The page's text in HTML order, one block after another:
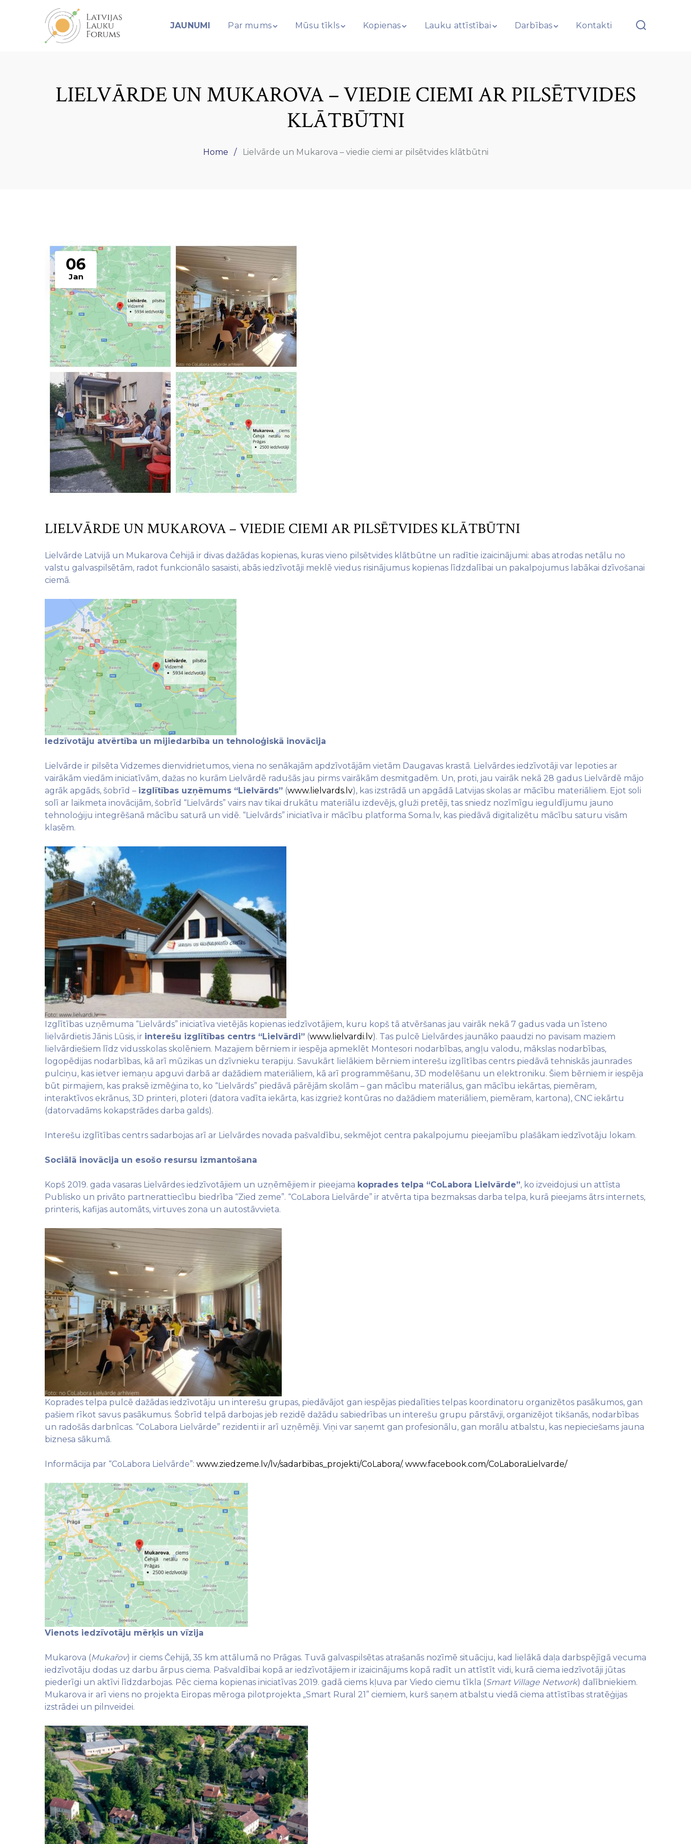
JAUNUMI Par mums Mūsu tīkls Kopienas Lauku attīstībai Darbības Kontakti
LIELVĀRDE UN MUKAROVA – VIEDIE CIEMI AR PILSĒTVIDES
KLĀTBŪTNI
Home Lielvārde un Mukarova – viedie ciemi ar pilsētvides klātbūtni
06
Jan
LIELVĀRDE UN MUKAROVA – VIEDIE CIEMI AR PILSĒTVIDES KLĀTBŪTNI
Lielvārde Latvijā un Mukarova Čehijā ir divas dažādas kopienas, kuras vieno pilsētvides klātbūtne un radītie izaicinājumi: abas atrodas netālu no
valstu galvaspilsētām, radot funkcionālo sasaisti, abās iedzīvotāji meklē viedus risinājumus kopienas līdzdalībai un pakalpojumus labākai dzīvošanai
ciemā.
Iedzīvotāju atvērtība un mijiedarbība un tehnoloģiskā inovācija
Lielvārde ir pilsēta Vidzemes dienvidrietumos, viena no senākajām apdzīvotājām vietām Daugavas krastā. Lielvārdes iedzīvotāji var lepoties ar
vairākām viedām iniciatīvām, dažas no kurām Lielvārdē radušās jau pirms vairākām desmitgadēm. Un, proti, jau vairāk nekā 28 gadus Lielvārdē mājo
agrāk apgāds, šobrīd – izglītības uzņēmums “Lielvārds” (www.lielvards.lv), kas izstrādā un apgādā Latvijas skolas ar mācību materiāliem. Ejot soli
solī ar laikmeta inovācijām, šobrīd “Lielvārds” vairs nav tikai drukātu materiālu izdevējs, gluži pretēji, tas sniedz nozīmīgu ieguldījumu jauno
tehnoloģiju integrēšanā mācību saturā un vidē. “Lielvārds” iniciatīva ir mācību platforma Soma.lv, kas piedāvā digitalizētu mācību saturu visām
klasēm.
Izglītības uzņēmuma “Lielvārds” iniciatīva vietējās kopienas iedzīvotājiem, kuru kopš tā atvēršanas jau vairāk nekā 7 gadus vada un īsteno
lielvārdietis Jānis Lūsis, ir interešu izglītības centrs “Lielvārdi” (www.lielvardi.lv). Tas pulcē Lielvārdes jaunāko paaudzi no pavisam maziem
lielvārdiešiem līdz vidusskolas skolēniem. Mazajiem bērniem ir iespēja apmeklēt Montesori nodarbības, angļu valodu, mākslas nodarbības,
logopēdijas nodarbības, kā arī mūzikas un dzīvnieku terapiju. Savukārt lielākiem bērniem interešu izglītības centrs piedāvā tehniskās jaunrades
pulciņu, kas ietver iemaņu apguvi darbā ar dažādiem materiāliem, kā arī programmēšanu, 3D modelēšanu un elektroniku. Šiem bērniem ir iespēja
būt pirmajiem, kas praksē izmēģina to, ko “Lielvārds” piedāvā pārējām skolām – gan mācību materiālus, gan mācību iekārtas, piemēram,
interaktīvos ekrānus, 3D printeri, ploteri (datora vadīta iekārta, kas izgriež kontūras no dažādiem materiāliem, piemēram, kartona), CNC iekārtu
(datorvadāms kokapstrādes darba galds).
Interešu izglītības centrs sadarbojas arī ar Lielvārdes novada pašvaldību, sekmējot centra pakalpojumu pieejamību plašākam iedzīvotāju lokam.
Sociālā inovācija un esošo resursu izmantošana
Kopš 2019. gada vasaras Lielvārdes iedzīvotājiem un uzņēmējiem ir pieejama koprades telpa “CoLabora Lielvārde”, ko izveidojusi un attīsta
Publisko un privāto partnerattiecību biedrība “Zied zeme”. “CoLabora Lielvārde” ir atvērta tipa bezmaksas darba telpa, kurā pieejams ātrs internets,
printeris, kafijas automāts, virtuves zona un autostāvvieta.
Koprades telpa pulcē dažādas iedzīvotāju un interešu grupas, piedāvājot gan iespējas piedalīties telpas koordinatoru organizētos pasākumos, gan
pašiem rīkot savus pasākumus. Šobrīd telpā darbojas jeb rezidē dažādu sabiedrības un interešu grupu pārstāvji, organizējot tikšanās, nodarbības
un radošās darbnīcas. “CoLabora Lielvārde” rezidenti ir arī uzņēmēji. Viņi var saņemt gan profesionālu, gan morālu atbalstu, kas nepieciešams jauna
biznesa sākumā.
Informācija par “CoLabora Lielvārde”: www.ziedzeme.lv/lv/sadarbibas_projekti/CoLabora/, www.facebook.com/CoLaboraLielvarde/
Vienots iedzīvotāju mērķis un vīzija
Mukarova (Mukařov) ir ciems Čehijā, 35 km attālumā no Prāgas. Tuvā galvaspilsētas atrašanās nozīmē situāciju, kad lielākā daļa darbspējīgā vecuma
iedzīvotāju dodas uz darbu ārpus ciema. Pašvaldībai kopā ar iedzīvotājiem ir izaicinājums kopā radīt un attīstīt vidi, kurā ciema iedzīvotāji jūtas
piederīgi un aktīvi līdzdarbojas. Pēc ciema kopienas iniciatīvas 2019. gadā ciems kļuva par Viedo ciemu tīkla (Smart Village Network) dalībniekiem.
Mukarova ir arī viens no projekta Eiropas mēroga pilotprojekta „Smart Rural 21” ciemiem, kurš saņem atbalstu viedā ciema attīstības stratēģijas
izstrādei un pilnveidei.